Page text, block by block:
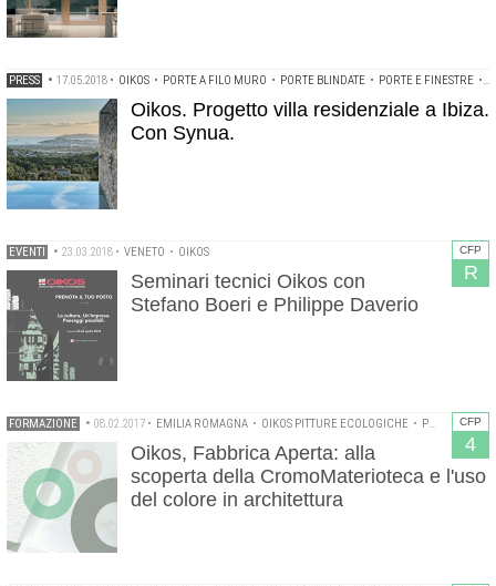
PRESS • 17.05.2018 • OIKOS • PORTE A FILO MURO • PORTE BLINDATE • PORTE E FINESTRE •
Oikos. Progetto villa residenziale a Ibiza.
Con Synua.
CFP
R
EVENTI • 23.03.2018 • VENETO • OIKOS
Seminari tecnici Oikos con
Stefano Boeri e Philippe Daverio
CFP
4
FORMAZIONE • 08.02.2017 • EMILIA ROMAGNA • OIKOS PITTURE ECOLOGICHE • PROVIAGGIARCHITETTURA
Oikos, Fabbrica Aperta: alla
scoperta della CromoMaterioteca e l'uso
del colore in architettura